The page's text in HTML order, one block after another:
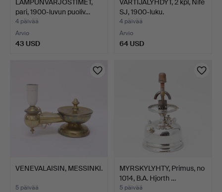
LAMPUNVARJOSTIMET,
pari, 1900-luvun puoliv…
4 päivää
Arvio
43 USD
VARTIJALYHDYT, 2 kpl, Nife
SJ, 1900-luku.
4 päivää
Arvio
64 USD
VENEVALAISIN, MESSINKI.
5 päivää
MYRSKYLYHTY, Primus, no
1014, B.A. Hjorth …
5 päivää